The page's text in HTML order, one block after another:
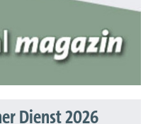
Dienst 2026